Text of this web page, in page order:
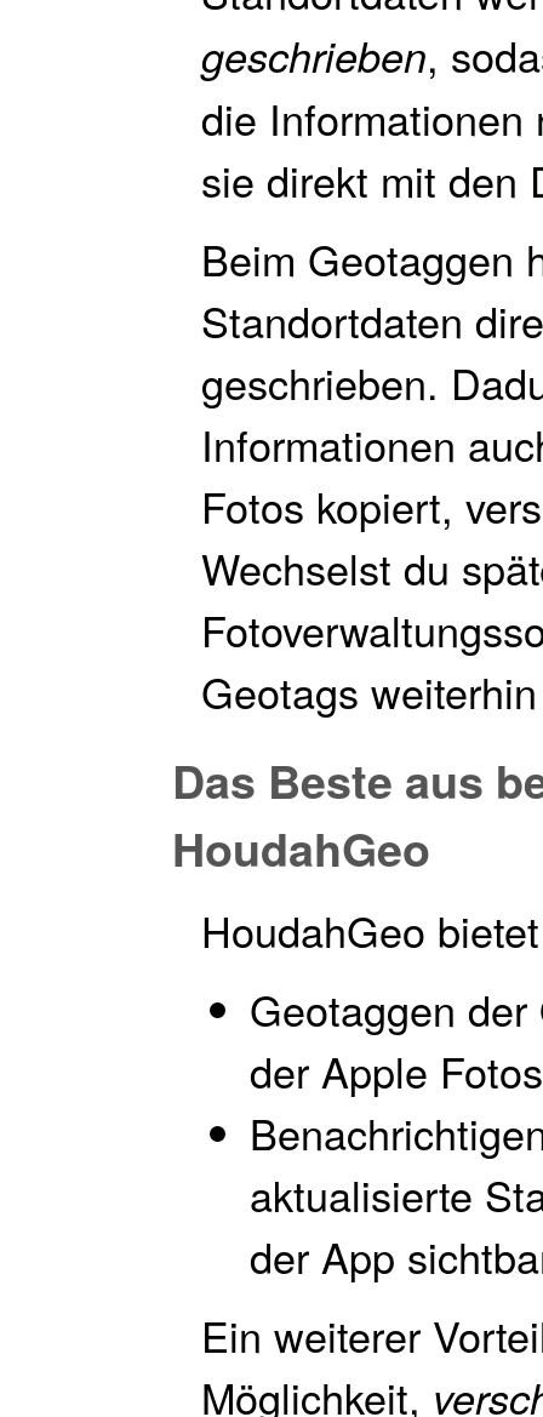
geschrieben,
die Informationen
sie direkt mit den
Beim Geotaggen
Standortdaten
geschrieben.
Informationen
Fotos kopiert,
Wechselst du
Geotags
Das Beste aus
HoudahGeo
HoudahGeo
Geotaggen
der Apple
aktualisierte
der App
Ein weiterer
Möglichkeit,